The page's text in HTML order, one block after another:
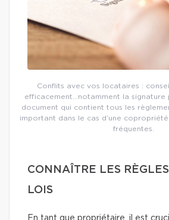
Conflits avec vos locataires :
efficacement…notamment la signature
document qui contient tous les
important dans le cas d’une
fréquentes.
CONNAÎTRE LES
LOIS
En tant que propriétaire, il est